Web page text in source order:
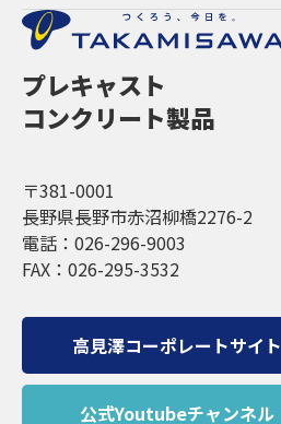
プレキャスト
コンクリート製品
〒381-0001
長野県長野市赤沼柳橋2276-2
電話：026-296-9003
FAX：026-295-3532
高見澤コーポレートサイト
公式Youtubeチャンネル